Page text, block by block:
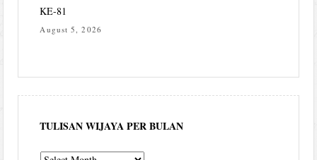
KE-81
August 5, 2026
TULISAN WIJAYA PER BULAN
Tulisan